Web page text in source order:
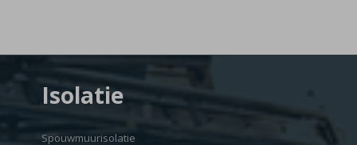
Isolatie
Spouwmuurisolatie